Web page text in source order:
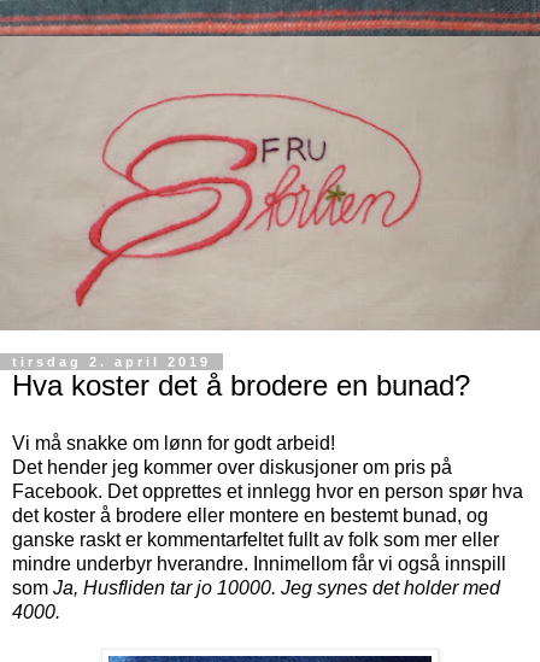
tirsdag 2. april 2019
Hva koster det å brodere en bunad?
Vi må snakke om lønn for godt arbeid!
Det hender jeg kommer over diskusjoner om pris på
Facebook. Det opprettes et innlegg hvor en person spør hva
det koster å brodere eller montere en bestemt bunad, og
ganske raskt er kommentarfeltet fullt av folk som mer eller
mindre underbyr hverandre. Innimellom får vi også innspill
som Ja, Husfliden tar jo 10000. Jeg synes det holder med
4000.